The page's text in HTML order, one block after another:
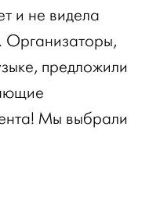
и не видела
Организаторы,
предложили
Мы выбрали